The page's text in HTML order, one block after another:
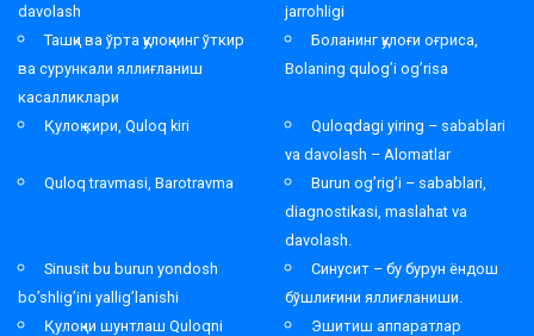
davolash
jarrohligi
Ташқи ва ўрта қулоқнинг ўткир
ва сурункали яллиғланиш
касалликлари
Боланинг қулоғи оғриса,
Bolaning qulog’i og’risa
Қулоқ кири, Quloq kiri
Quloqdagi yiring – sabablari
va davolash – Alomatlar
Quloq travmasi, Barotravma
Burun og’rig’i – sabablari,
diagnostikasi, maslahat va
davolash.
Sinusit bu burun yondosh
bo’shlig’ini yallig’lanishi
Синусит – бу бурун ёндош
бўшлиғини яллиғланиши.
Қулоқни шунтлаш Quloqni
Эшитиш аппаратлар